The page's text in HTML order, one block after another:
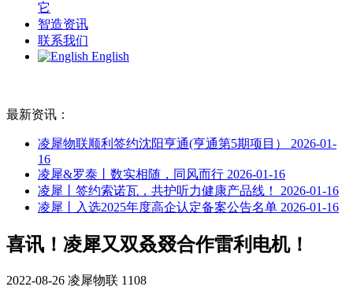
它
智造资讯
联系我们
English
最新资讯：
凌犀物联顺利签约沈阳亨通(亨通第5期项目） 2026-01-
16
凌犀&罗泰丨数实相随，同风而行 2026-01-16
凌犀丨签约索诺瓦，共护听力健康产品线！ 2026-01-16
凌犀丨入选2025年度高企认定备案公告名单 2026-01-16
喜讯！凌犀又双叒叕合作雷利电机！
2022-08-26 凌犀物联 1108